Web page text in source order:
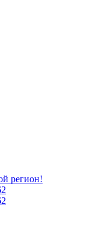
регион!